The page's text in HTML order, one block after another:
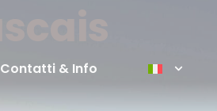
Contatti & Info